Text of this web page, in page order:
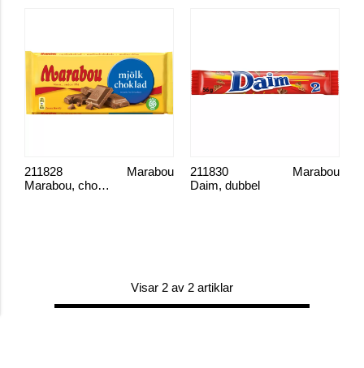
Marabou, choklad
Marabou
211828
Daim, dubbel
Marabou
211830
Visar 2 av 2 artiklar